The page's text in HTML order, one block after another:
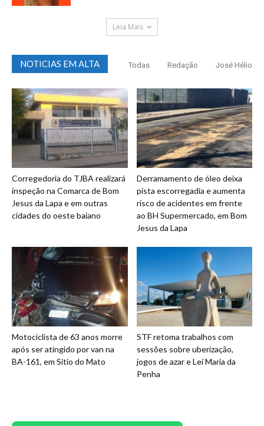
Leia Mais
NOTICIAS EM ALTA Todas Redação José Hélio
Corregedoria do TJBA realizará
inspeção na Comarca de Bom
Jesus da Lapa e em outras
cidades do oeste baiano
Derramamento de óleo deixa
pista escorregadia e aumenta
risco de acidentes em frente
ao BH Supermercado, em Bom
Jesus da Lapa
Motociclista de 63 anos morre
após ser atingido por van na
BA-161, em Sítio do Mato
STF retoma trabalhos com
sessões sobre uberização,
jogos de azar e Lei Maria da
Penha